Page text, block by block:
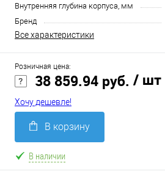
Внутренняя глубина корпуса, мм
Бренд
Все характеристики
Розничная цена:
38 859.94 руб. / шт
Хочу дешевле!
В корзину
В наличии